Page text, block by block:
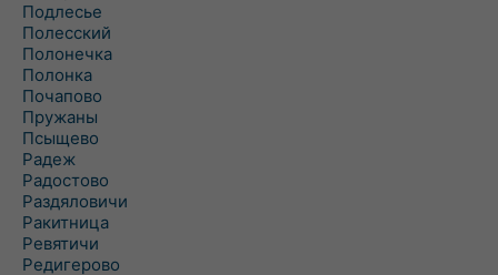
Подлесье
Полесский
Полонечка
Полонка
Почапово
Пружаны
Псыщево
Радеж
Радостово
Раздяловичи
Ракитница
Ревятичи
Редигерово